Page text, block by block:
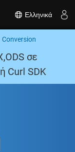
Ελληνικά
Conversion
σε
Curl SDK